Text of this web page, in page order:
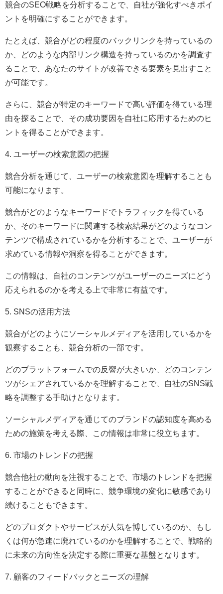
競合のSEO戦略を分析することで、自社が強化すべきポイ
ントを明確にすることができます。
たとえば、競合がどの程度のバックリンクを持っているの
か、どのような内部リンク構造を持っているのかを調査す
ることで、あなたのサイトが改善できる要素を見出すこと
が可能です。
さらに、競合が特定のキーワードで高い評価を得ている理
由を探ることで、その成功要因を自社に応用するためのヒ
ントを得ることができます。
4. ユーザーの検索意図の把握
競合分析を通じて、ユーザーの検索意図を理解することも
可能になります。
競合がどのようなキーワードでトラフィックを得ている
か、そのキーワードに関連する検索結果がどのようなコン
テンツで構成されているかを分析することで、ユーザーが
求めている情報や洞察を得ることができます。
この情報は、自社のコンテンツがユーザーのニーズにどう
応えられるのかを考える上で非常に有益です。
5. SNSの活用方法
競合がどのようにソーシャルメディアを活用しているかを
観察することも、競合分析の一部です。
どのプラットフォームでの反響が大きいか、どのコンテン
ツがシェアされているかを理解することで、自社のSNS戦
略を調整する手助けとなります。
ソーシャルメディアを通じてのブランドの認知度を高める
ための施策を考える際、この情報は非常に役立ちます。
6. 市場のトレンドの把握
競合他社の動向を注視することで、市場のトレンドを把握
することができると同時に、競争環境の変化に敏感であり
続けることもできます。
どのプロダクトやサービスが人気を博しているのか、もし
くは何が急速に廃れているのかを理解することで、戦略的
に未来の方向性を決定する際に重要な基盤となります。
7. 顧客のフィードバックとニーズの理解